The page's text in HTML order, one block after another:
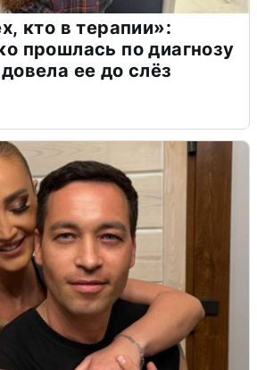
кто в терапии»:
прошлась по диагнозу
ее до слёз